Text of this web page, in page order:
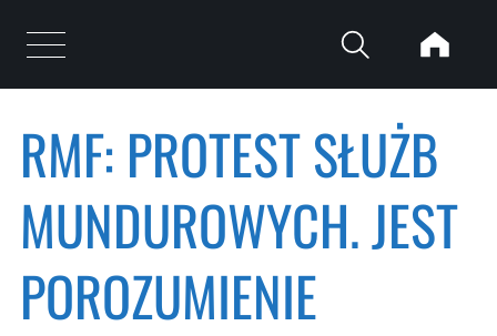
Otwórz menu
RMF: PROTEST SŁUŻB
MUNDUROWYCH. JEST
POROZUMIENIE